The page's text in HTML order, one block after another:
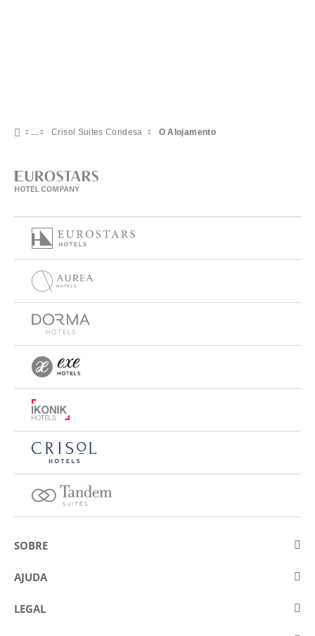
Crisol Suites Condesa O Alojamento
SOBRE
Sobre a Eurostars Hotel Company
Concursos
AJUDA
Contactar
LEGAL